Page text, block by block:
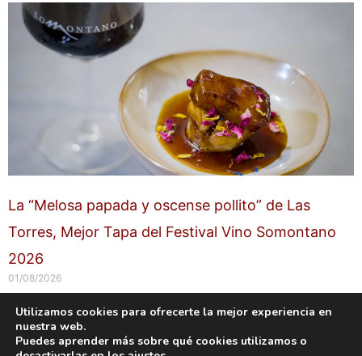
La “Melosa papada y oscense pollito” de Las
Torres, Mejor Tapa del Festival Vino Somontano
2026
01/08/2026
Copyright © 2026 labuenavidaenzaragoza.com
Sitio web protegido porMantenimiento web Zaragoza
Utilizamos cookies para ofrecerte la mejor experiencia en
nuestra web.
Puedes aprender más sobre qué cookies utilizamos o